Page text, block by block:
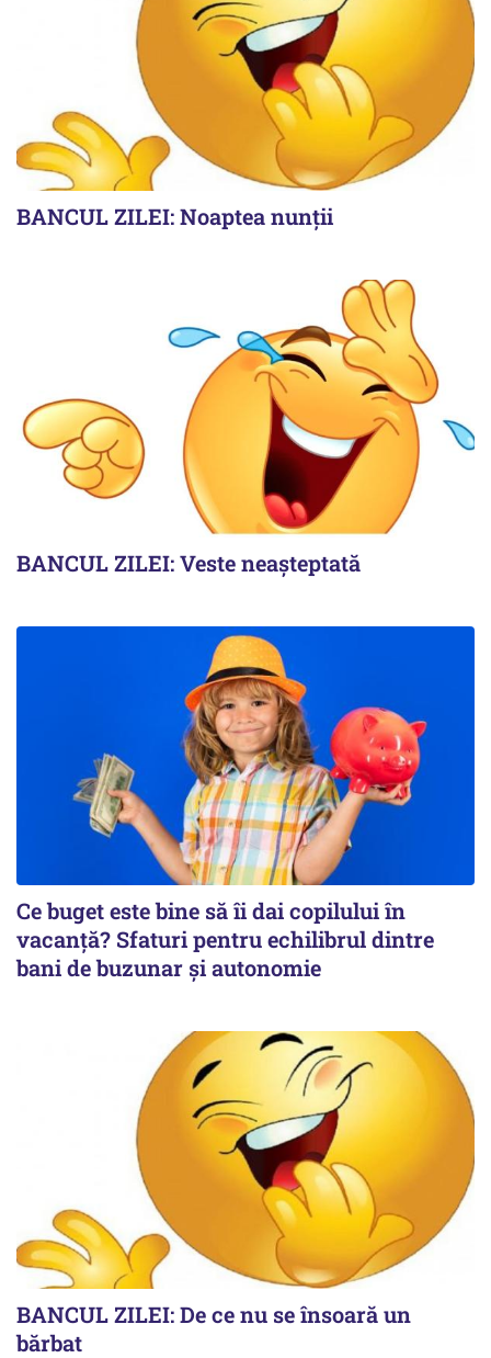
BANCUL ZILEI: Noaptea nunții
BANCUL ZILEI: Veste neașteptată
Ce buget este bine să îi dai copilului în
vacanță? Sfaturi pentru echilibrul dintre
bani de buzunar și autonomie
BANCUL ZILEI: De ce nu se însoară un
bărbat